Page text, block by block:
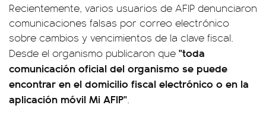
Recientemente, varios usuarios de AFIP denunciaron
comunicaciones falsas por correo electrónico
sobre cambios y vencimientos de la clave fiscal.
Desde el organismo publicaron que "toda
comunicación oficial del organismo se puede
encontrar en el domicilio fiscal electrónico o en la
aplicación móvil Mi AFIP".